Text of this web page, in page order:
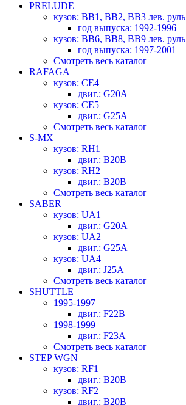
PRELUDE
кузов: BB1, BB2, BB3 лев. руль
год выпуска: 1992-1996
кузов: BB6, BB8, BB9 лев. руль
год выпуска: 1997-2001
Смотреть весь каталог
RAFAGA
кузов: CE4
двиг.: G20A
кузов: CE5
двиг.: G25A
Смотреть весь каталог
S-MX
кузов: RH1
двиг.: B20B
кузов: RH2
двиг.: B20B
Смотреть весь каталог
SABER
кузов: UA1
двиг.: G20A
кузов: UA2
двиг.: G25A
кузов: UA4
двиг.: J25A
Смотреть весь каталог
SHUTTLE
1995-1997
двиг.: F22B
1998-1999
двиг.: F23A
Смотреть весь каталог
STEP WGN
кузов: RF1
двиг.: B20B
кузов: RF2
двиг.: B20B